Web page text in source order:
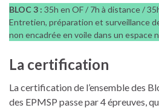
BLOC 3 : 35h en OF / 7h à distance /
Entretien, préparation et surveillance
non encadrée en voile dans un espace
La certification
La certification de l’ensemble des
des EPMSP passe par 4 épreuves,